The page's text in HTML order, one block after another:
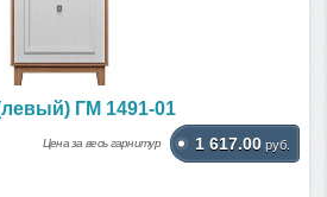
ГМ 1491-01
Цена за весь гарнитур 1 617.00 руб.